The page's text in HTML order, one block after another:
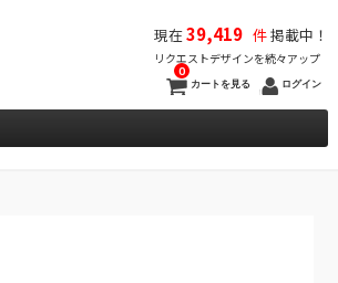
現在39,419 件掲載中！
リクエストデザインを続々アップ
カートを見る
0
ログイン